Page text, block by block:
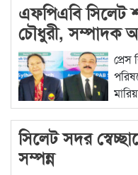
এফপিএবি সিলেট
চৌধুরী, সম্পাদক
প্রেস
সিলেট সদর
সম্পন্ন